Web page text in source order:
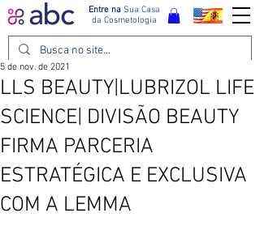
Entre naSua Casa
da Cosmetologia
LLS BEAUTY|LUBRIZOL LIFE
SCIENCE| DIVISÃO BEAUTY
FIRMA PARCERIA
ESTRATÉGICA E EXCLUSIVA
COM A LEMMA
5 de nov. de 2021